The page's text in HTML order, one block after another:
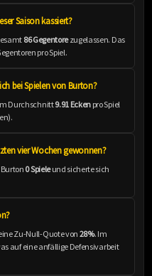
Saison kassiert?
86 Gegentorezugelassen. Das
pro Spiel.
bei Spielen von Burton?
Durchschnitt9.91 Ecken pro Spiel
vier Wochen gewonnen?
0 Spieleund sicherte sich
Zu-Null-Quote von 28%. Im
auf eine anfällige Defensivarbeit